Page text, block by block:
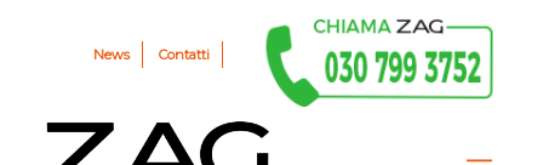
News Contatti